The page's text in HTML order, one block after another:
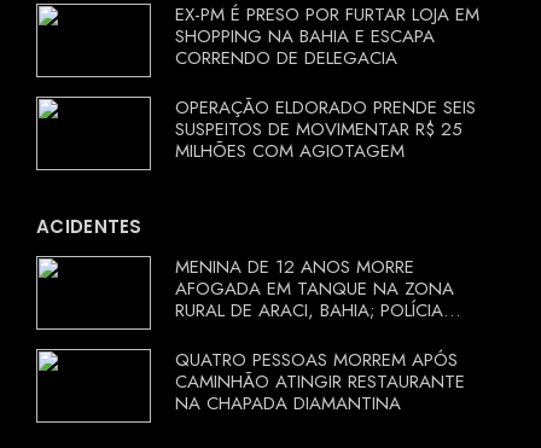
EX-PM É PRESO POR FURTAR LOJA EM
SHOPPING NA BAHIA E ESCAPA
CORRENDO DE DELEGACIA
OPERAÇÃO ELDORADO PRENDE SEIS
SUSPEITOS DE MOVIMENTAR R$ 25
MILHÕES COM AGIOTAGEM
ACIDENTES
MENINA DE 12 ANOS MORRE
AFOGADA EM TANQUE NA ZONA
RURAL DE ARACI, BAHIA; POLÍCIA
QUATRO PESSOAS MORREM APÓS
CAMINHÃO ATINGIR RESTAURANTE
NA CHAPADA DIAMANTINA